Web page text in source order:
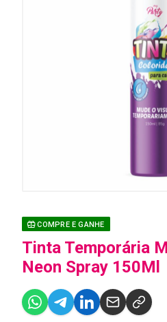
COMPRE E GANHE
Tinta Temporária
Neon Spray 150Ml